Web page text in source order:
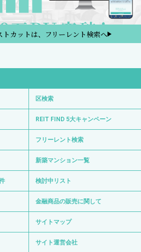
カットは、フリーレント検索へ
区検索
REIT FIND 5大キャンペーン
フリーレント検索
新築マンション一覧
検討中リスト
金融商品の販売に関して
サイトマップ
サイト運営会社